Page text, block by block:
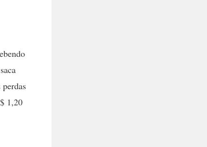
1,20